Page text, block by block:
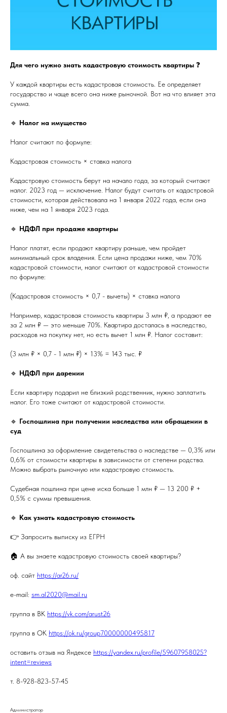
Для чего нужно знать кадастровую стоимость квартиры ❓
У каждой квартиры есть кадастровая стоимость. Ее определяет
государство и чаще всего она ниже рыночной. Вот на что влияет эта
сумма.
🔹 Налог на имущество
Налог считают по формуле:
Кадастровая стоимость × ставка налога
Кадастровую стоимость берут на начало года, за который считают
налог. 2023 год — исключение. Налог будут считать от кадастровой
стоимости, которая действовала на 1 января 2022 года, если она
ниже, чем на 1 января 2023 года.
🔹 НДФЛ при продаже квартиры
Налог платят, если продают квартиру раньше, чем пройдет
минимальный срок владения. Если цена продажи ниже, чем 70%
кадастровой стоимости, налог считают от кадастровой стоимости
по формуле:
(Кадастровая стоимость × 0,7 - вычеты) × ставка налога
Например, кадастровая стоимость квартиры 3 млн ₽, а продают ее
за 2 млн ₽ — это меньше 70%. Квартира досталась в наследство,
расходов на покупку нет, но есть вычет 1 млн ₽. Налог составит:
(3 млн ₽ × 0,7 - 1 млн ₽) × 13% = 143 тыс. ₽
🔹 НДФЛ при дарении
Если квартиру подарил не близкий родственник, нужно заплатить
налог. Его тоже считают от кадастровой стоимости.
🔹 Госпошлина при получении наследства или обращении в
суд
Госпошлина за оформление свидетельства о наследстве — 0,3% или
0,6% от стоимости квартиры в зависимости от степени родства.
Можно выбрать рыночную или кадастровую стоимость.
Судебная пошлина при цене иска больше 1 млн ₽ — 13 200 ₽ +
0,5% с суммы превышения.
🔹 Как узнать кадастровую стоимость
👉 Запросить выписку из ЕГРН
🏠 А вы знаете кадастровую стоимость своей квартиры?
оф. сайт https://ar26.ru/
e-mail: sm.al2020@mail.ru
группа в ВК https://vk.com/arust26
группа в ОК https://ok.ru/group70000000495817
оставить отзыв на Яндексе https://yandex.ru/profile/59607958025?
intent=reviews
т. 8-928-823-57-45
Администратор